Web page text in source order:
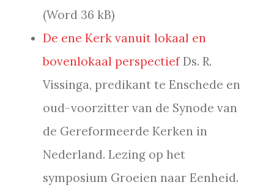
(Word 36 kB)
De ene Kerk vanuit lokaal en
bovenlokaal perspectiefDs. R.
Vissinga, predikant te Enschede en
oud-voorzitter van de Synode van
de Gereformeerde Kerken in
Nederland. Lezing op het
symposium Groeien naar Eenheid.